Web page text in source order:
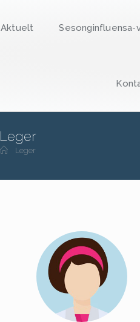
Aktuelt Sesonginfluensa-
Leger
Leger